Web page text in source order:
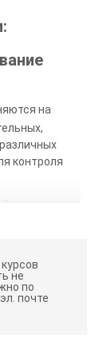
на
контроля
-
на "решетке"
образцом.
не
по
почте